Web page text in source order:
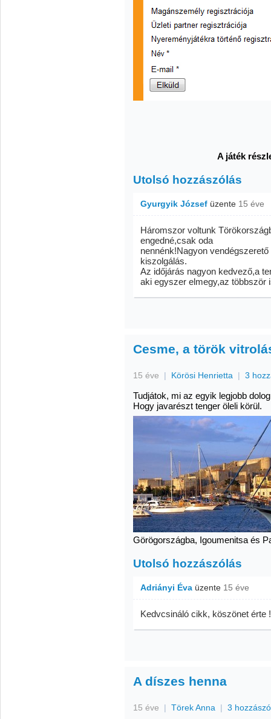
A játék
Utolsó hozzászólás
Gyurgyik József üzente 15 éve
Háromszor voltunk
engedné,csak oda
nennénk!Nagyon
kiszolgálás.
Az időjárás nagyon kedvező,a
aki egyszer elmegy,az többször
Cesme, a török
15 éve | Körösi Henrietta | 3
Tudjátok, mi az egyik legjobb
Hogy javarészt tenger öleli körül.
Görögországba, Igoumenitsa és
Utolsó hozzászólás
Adriányi Éva üzente 15 éve
Kedvcsináló cikk, köszönet érte !
A díszes henna
15 éve | Törek Anna | 3